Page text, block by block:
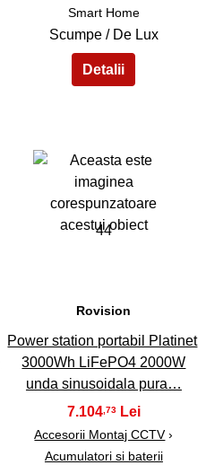
Smart Home
Scumpe / De Lux
44
Rovision
Power station portabil Platinet
3000Wh LiFePO4 2000W
unda sinusoidala pura…
7.104 ,73
Accesorii Montaj CCTV›
Acumulatori si baterii